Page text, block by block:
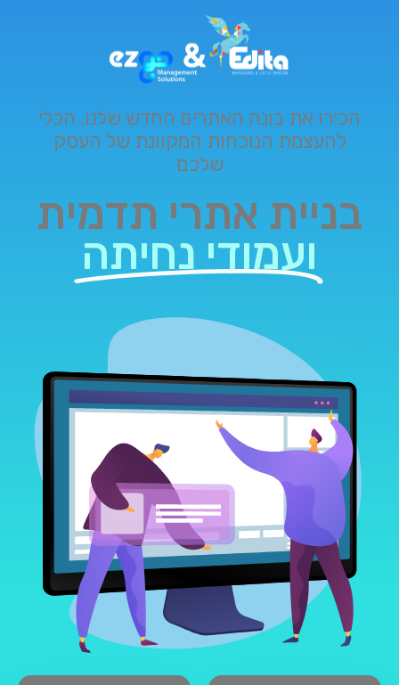
הכירו את בונה האתרים החדש שלנו. הכלי
להעצמת הנוכחות המקוונת של העסק
שלכם
בניית אתרי תדמית
ועמודי נחיתה